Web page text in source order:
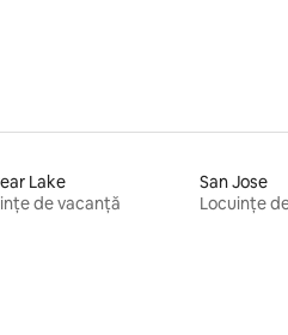
Lake
de vacanță
San Jose
Locuințe